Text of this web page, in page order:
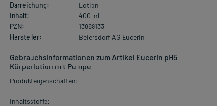
Darreichung:
Lotion
Inhalt:
400 ml
PZN:
13889133
Hersteller:
Beiersdorf AG Eucerin
Gebrauchsinformationen zum Artikel Eucerin pH5
Körperlotion mit Pumpe
Produkteigenschaften:
Inhaltsstoffe: